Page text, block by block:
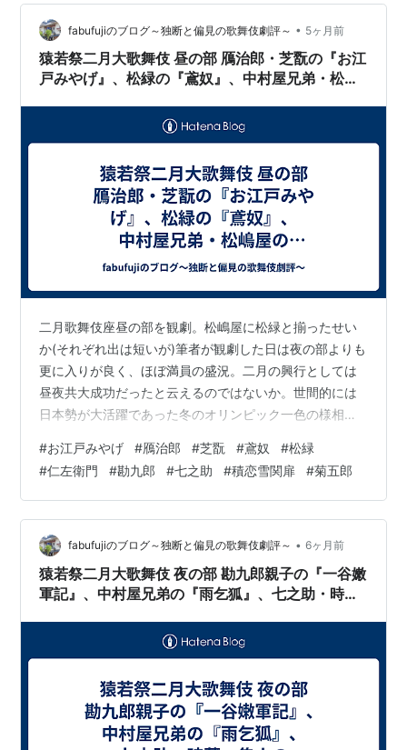
粋で美しくて後味よし！な演目で私も大好きです。 前回
とは役者が変わって趣も多少変わりました。 前回と趣が
違う梅ごよみ 前回は仇吉が菊…
fabufujiのブログ～独断と偏見の歌舞伎劇評～ • 5ヶ月前
猿若祭二月大歌舞伎 昼の部 鴈治郎・芝翫の『お江
戸みやげ』、松緑の『鳶奴』、中村屋兄弟・松嶋
二月歌舞伎座昼の部を観劇。松嶋屋に松緑と揃ったせい
か(それぞれ出は短いが)筆者が観劇した日は夜の部よりも
更に入りが良く、ほぼ満員の盛況。二月の興行としては
昼夜共大成功だったと云えるのではないか。世間的には
日本勢が大活躍であった冬のオリンピック一色の様相だ
のは、本当に凄い事だ。夜の部同様、中村屋兄弟大奮闘
の公演である。 幕開きは『お江戸みやげ』。直木賞作家
である川口松太郎の作で、十七世勘三郎・十四世勘弥の
コンビで初演された狂言。「猿若祭」なので、やはり中
村屋に所縁のある芝居を持って来たと云うところであろ
うか。配役は鴈治郎のお辻、芝翫のおゆう、巳之…
#お江戸みやげ #鴈治郎 #芝翫 #鳶奴 #松緑
#仁左衛門 #勘九郎 #七之助 #積恋雪関扉 #菊五郎
fabufujiのブログ～独断と偏見の歌舞伎劇評～ • 6ヶ月前
猿若祭二月大歌舞伎 夜の部 勘九郎親子の『一谷嫩
軍記』、中村屋兄弟の『雨乞狐』、七之助・時